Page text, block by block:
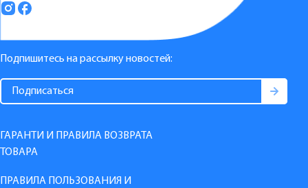
Подпишитесь на рассылку новостей:
ГАРАНТИ И ПРАВИЛА ВОЗВРАТА
ТОВАРА
ПРАВИЛА ПОЛЬЗОВАНИЯ И